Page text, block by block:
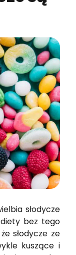
słodycze
bez tego
słodycze ze
kuszące i